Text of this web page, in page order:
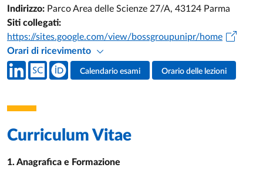
Indirizzo: Parco Area delle Scienze 27/A, 43124 Parma
Siti collegati:
https://sites.google.com/view/bossgroupunipr/home
Orari di ricevimento
Social del docente
Calendario esami Orario delle lezioni
Curriculum Vitae
1. Anagrafica e Formazione